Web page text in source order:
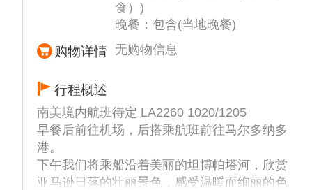
食）)
晚餐：包含(当地晚餐)
购物详情 无购物信息
行程概述
南美境内航班待定 LA2260 1020/1205
早餐后前往机场，后搭乘航班前往马尔多纳多
港。
下午我们将乘船沿着美丽的坦博帕塔河，欣赏
亚马逊日落的壮丽景色，感受温暖而绚丽的色